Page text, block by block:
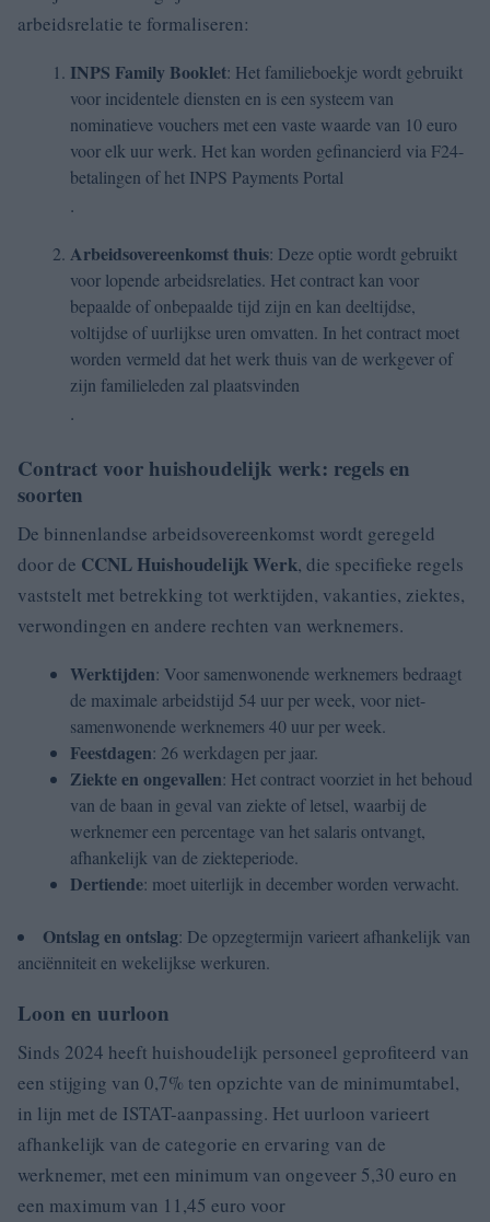
arbeidsrelatie te formaliseren:
INPS Family Booklet: Het familieboekje wordt gebruikt
voor incidentele diensten en is een systeem van
nominatieve vouchers met een vaste waarde van 10 euro
voor elk uur werk. Het kan worden gefinancierd via F24-
betalingen of het INPS Payments Portal
.
Arbeidsovereenkomst thuis: Deze optie wordt gebruikt
voor lopende arbeidsrelaties. Het contract kan voor
bepaalde of onbepaalde tijd zijn en kan deeltijdse,
voltijdse of uurlijkse uren omvatten. In het contract moet
worden vermeld dat het werk thuis van de werkgever of
zijn familieleden zal plaatsvinden
.
Contract voor huishoudelijk werk: regels en
soorten
De binnenlandse arbeidsovereenkomst wordt geregeld
door de CCNL Huishoudelijk Werk, die specifieke regels
vaststelt met betrekking tot werktijden, vakanties, ziektes,
verwondingen en andere rechten van werknemers.
Werktijden: Voor samenwonende werknemers bedraagt
de maximale arbeidstijd 54 uur per week, voor niet-
samenwonende werknemers 40 uur per week.
Feestdagen: 26 werkdagen per jaar.
Ziekte en ongevallen: Het contract voorziet in het behoud
van de baan in geval van ziekte of letsel, waarbij de
werknemer een percentage van het salaris ontvangt,
afhankelijk van de ziekteperiode.
Dertiende: moet uiterlijk in december worden verwacht.
Ontslag en ontslag: De opzegtermijn varieert afhankelijk van
anciënniteit en wekelijkse werkuren.
Loon en uurloon
Sinds 2024 heeft huishoudelijk personeel geprofiteerd van
een stijging van 0,7% ten opzichte van de minimumtabel,
in lijn met de ISTAT-aanpassing. Het uurloon varieert
afhankelijk van de categorie en ervaring van de
werknemer, met een minimum van ongeveer 5,30 euro en
een maximum van 11,45 euro voor